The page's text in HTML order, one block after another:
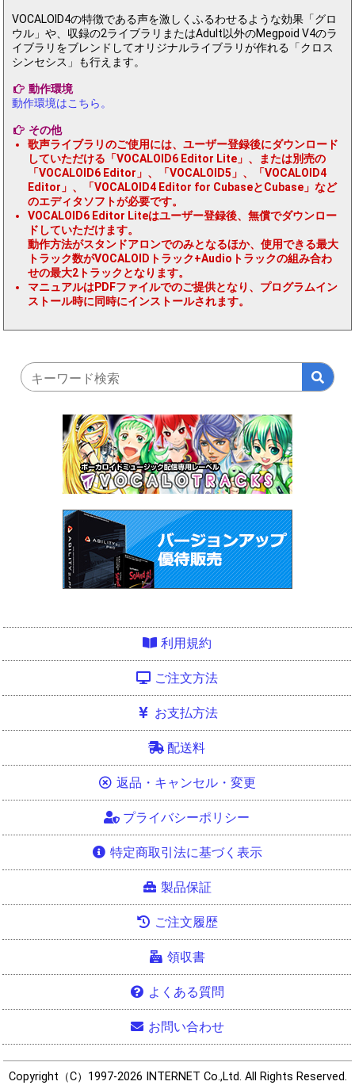
VOCALOID4の特徴である声を激しくふるわせるような効果「グロ
ウル」や、収録の2ライブラリまたはAdult以外のMegpoid V4のラ
イブラリをブレンドしてオリジナルライブラリが作れる「クロス
シンセシス」も行えます。
動作環境
動作環境はこちら。
その他
歌声ライブラリのご使用には、ユーザー登録後にダウンロード
していただける「VOCALOID6 Editor Lite」、または別売の
「VOCALOID6 Editor」、「VOCALOID5」、「VOCALOID4
Editor」、「VOCALOID4 Editor for CubaseとCubase」など
のエディタソフトが必要です。
VOCALOID6 Editor Liteはユーザー登録後、無償でダウンロー
ドしていただけます。
動作方法がスタンドアロンでのみとなるほか、使用できる最大
トラック数がVOCALOIDトラック+Audioトラックの組み合わ
せの最大2トラックとなります。
マニュアルはPDFファイルでのご提供となり、プログラムイン
ストール時に同時にインストールされます。
利用規約
ご注文方法
お支払方法
配送料
返品・キャンセル・変更
プライバシーポリシー
特定商取引法に基づく表示
製品保証
ご注文履歴
領収書
よくある質問
お問い合わせ
Copyright（C）1997-2026 INTERNET Co.,Ltd. All Rights Reserved.